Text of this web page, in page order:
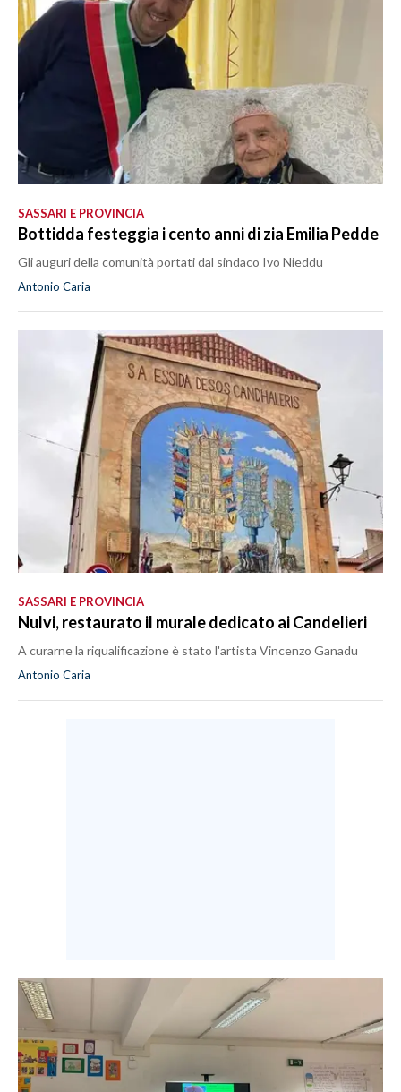
SPORT IN SARDEGNA
RISULTATI E CLASSIFICHE
CALCIO REGIONALE
BASKET
VOLLEY
MOTORI
TENNIS
ALTRI SPORT
SARDEGNA TURISMO
SARDI NEL MONDO
EVENTI
#CARAUNIONE
SASSARI E PROVINCIA
Bottidda festeggia i cento anni di zia Emilia Pedde
Gli auguri della comunità portati dal sindaco Ivo Nieddu
Antonio Caria
SASSARI E PROVINCIA
Nulvi, restaurato il murale dedicato ai Candelieri
A curarne la riqualificazione è stato l'artista Vincenzo Ganadu
Antonio Caria